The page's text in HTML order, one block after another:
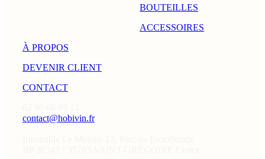
BOUTEILLES
ACCESSOIRES
À PROPOS
DEVENIR CLIENT
CONTACT
contact@hobivin.fr